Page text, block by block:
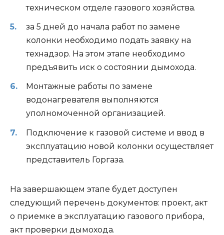
техническом отделе газового хозяйства.
за 5 дней до начала работ по замене
колонки необходимо подать заявку на
технадзор. На этом этапе необходимо
предъявить иск о состоянии дымохода.
Монтажные работы по замене
водонагревателя выполняются
уполномоченной организацией.
Подключение к газовой системе и ввод в
эксплуатацию новой колонки осуществляет
представитель Горгаза.
На завершающем этапе будет доступен
следующий перечень документов: проект, акт
о приемке в эксплуатацию газового прибора,
акт проверки дымохода.